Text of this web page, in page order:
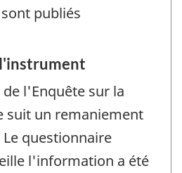
publiés
l'Enquête sur la
suit un remaniement
questionnaire
l'information a été